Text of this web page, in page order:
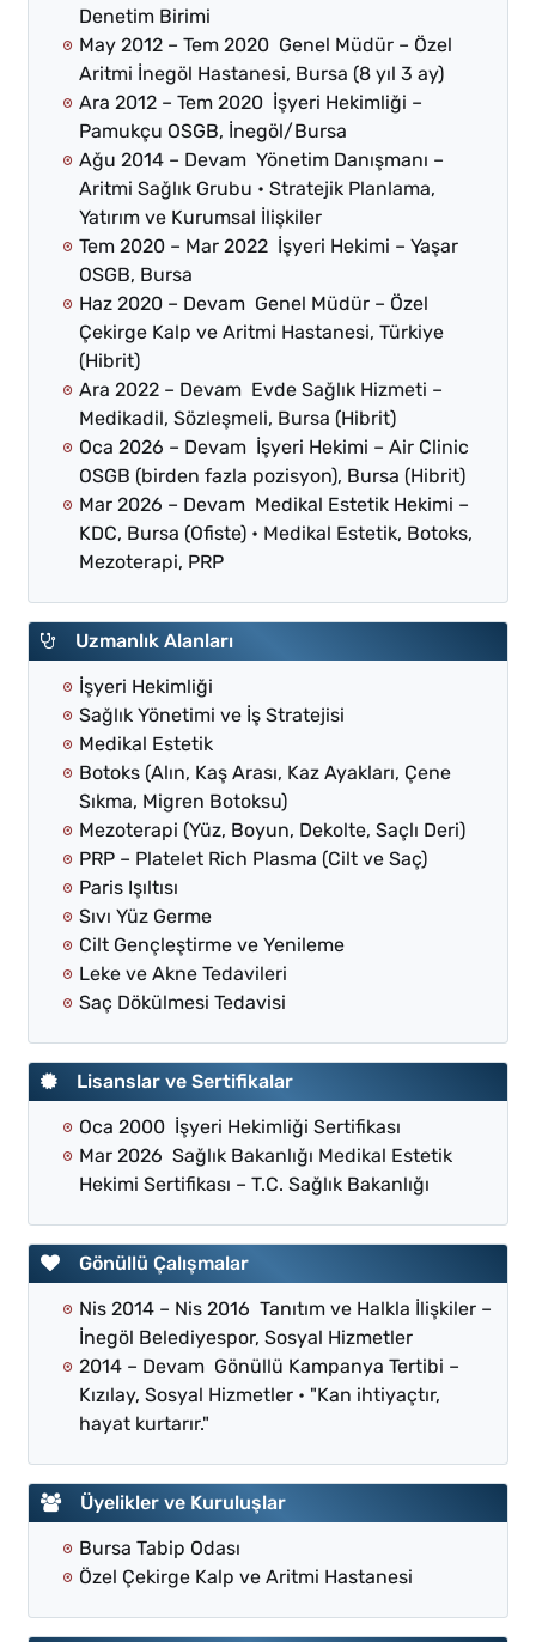
Denetim Birimi
May 2012 – Tem 2020 Genel Müdür – Özel
Aritmi İnegöl Hastanesi, Bursa (8 yıl 3 ay)
Ara 2012 – Tem 2020 İşyeri Hekimliği –
Pamukçu OSGB, İnegöl/Bursa
Ağu 2014 – Devam Yönetim Danışmanı –
Aritmi Sağlık Grubu • Stratejik Planlama,
Yatırım ve Kurumsal İlişkiler
Tem 2020 – Mar 2022 İşyeri Hekimi – Yaşar
OSGB, Bursa
Haz 2020 – Devam Genel Müdür – Özel
Çekirge Kalp ve Aritmi Hastanesi, Türkiye
(Hibrit)
Ara 2022 – Devam Evde Sağlık Hizmeti –
Medikadil, Sözleşmeli, Bursa (Hibrit)
Oca 2026 – Devam İşyeri Hekimi – Air Clinic
OSGB (birden fazla pozisyon), Bursa (Hibrit)
Mar 2026 – Devam Medikal Estetik Hekimi –
KDC, Bursa (Ofiste) • Medikal Estetik, Botoks,
Mezoterapi, PRP
Uzmanlık Alanları
İşyeri Hekimliği
Sağlık Yönetimi ve İş Stratejisi
Medikal Estetik
Botoks (Alın, Kaş Arası, Kaz Ayakları, Çene
Sıkma, Migren Botoksu)
Mezoterapi (Yüz, Boyun, Dekolte, Saçlı Deri)
PRP – Platelet Rich Plasma (Cilt ve Saç)
Paris Işıltısı
Sıvı Yüz Germe
Cilt Gençleştirme ve Yenileme
Leke ve Akne Tedavileri
Saç Dökülmesi Tedavisi
Lisanslar ve Sertifikalar
Oca 2000 İşyeri Hekimliği Sertifikası
Mar 2026 Sağlık Bakanlığı Medikal Estetik
Hekimi Sertifikası – T.C. Sağlık Bakanlığı
Gönüllü Çalışmalar
Nis 2014 – Nis 2016 Tanıtım ve Halkla İlişkiler –
İnegöl Belediyespor, Sosyal Hizmetler
2014 – Devam Gönüllü Kampanya Tertibi –
Kızılay, Sosyal Hizmetler • "Kan ihtiyaçtır,
hayat kurtarır."
Üyelikler ve Kuruluşlar
Bursa Tabip Odası
Özel Çekirge Kalp ve Aritmi Hastanesi